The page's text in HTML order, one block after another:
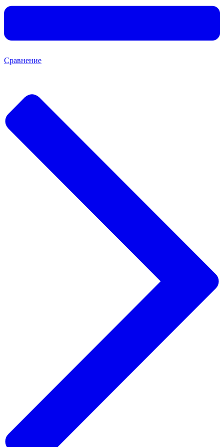
Сравнение